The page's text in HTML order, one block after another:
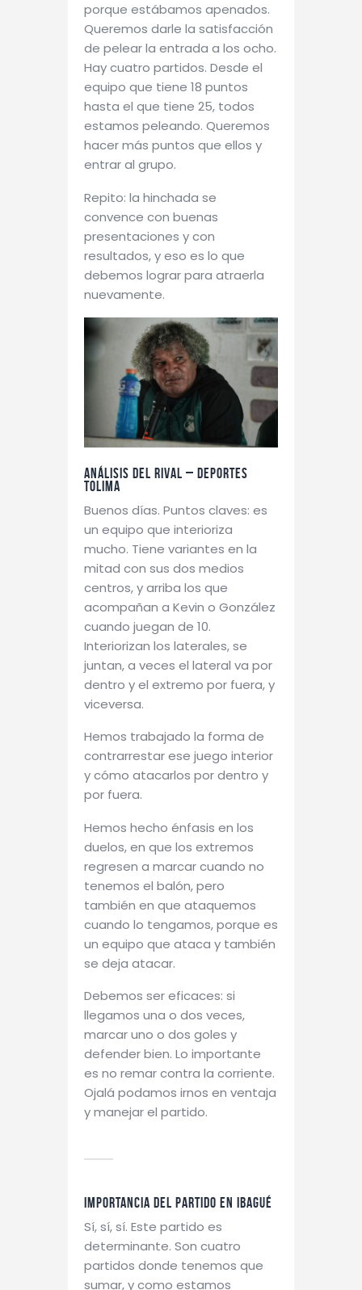
porque estábamos apenados.
Queremos darle la satisfacción
de pelear la entrada a los ocho.
Hay cuatro partidos. Desde el
equipo que tiene 18 puntos
hasta el que tiene 25, todos
estamos peleando. Queremos
hacer más puntos que ellos y
entrar al grupo.
Repito: la hinchada se
convence con buenas
presentaciones y con
resultados, y eso es lo que
debemos lograr para atraerla
nuevamente.
Análisis del rival – Deportes
Tolima
Buenos días. Puntos claves: es
un equipo que interioriza
mucho. Tiene variantes en la
mitad con sus dos medios
centros, y arriba los que
acompañan a Kevin o González
cuando juegan de 10.
Interiorizan los laterales, se
juntan, a veces el lateral va por
dentro y el extremo por fuera, y
viceversa.
Hemos trabajado la forma de
contrarrestar ese juego interior
y cómo atacarlos por dentro y
por fuera.
Hemos hecho énfasis en los
duelos, en que los extremos
regresen a marcar cuando no
tenemos el balón, pero
también en que ataquemos
cuando lo tengamos, porque es
un equipo que ataca y también
se deja atacar.
Debemos ser eficaces: si
llegamos una o dos veces,
marcar uno o dos goles y
defender bien. Lo importante
es no remar contra la corriente.
Ojalá podamos irnos en ventaja
y manejar el partido.
Importancia del partido en Ibagué
Sí, sí, sí. Este partido es
determinante. Son cuatro
partidos donde tenemos que
sumar, y como estamos